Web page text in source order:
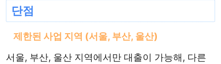
단점
제한된 사업 지역 (서울, 부산, 울산)
서울, 부산, 울산 지역에서만 대출이 가능해, 다른